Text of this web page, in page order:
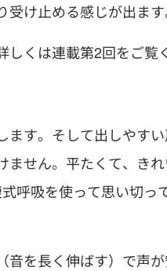
け止める感じが出ます
くは連載第2回をご覧
します。そして出し
せん。平たくて、き
吸を使って思い切っ
を長く伸ばす）で声